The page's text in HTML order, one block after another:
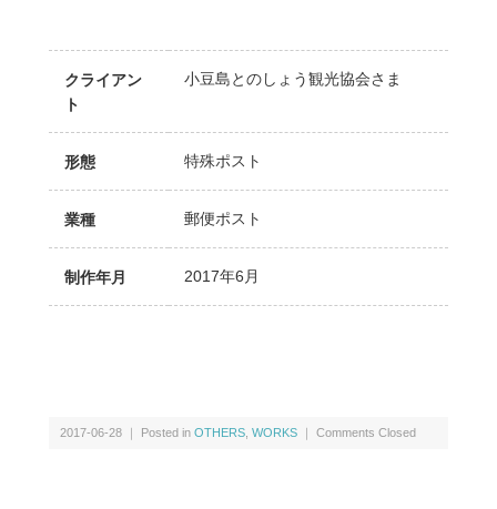
クライアン
ト
小豆島とのしょう観光協会さま
形態 特殊ポスト
業種 郵便ポスト
制作年月 2017年6月
2017-06-28 ｜ Posted in OTHERS WORKS ｜ Comments Closed